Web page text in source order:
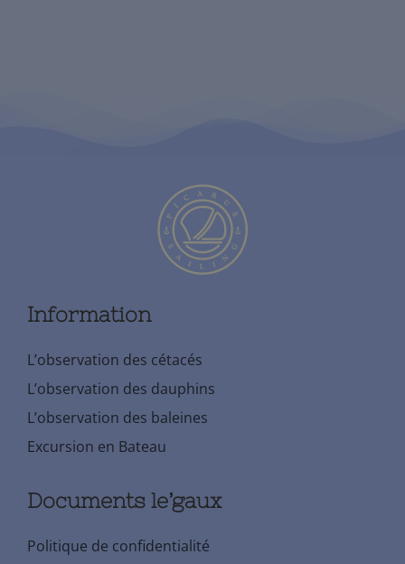
Information
L’observation des cétacés
L’observation des dauphins
L’observation des baleines
Excursion en Bateau
Documents le’gaux
Politique de confidentialité